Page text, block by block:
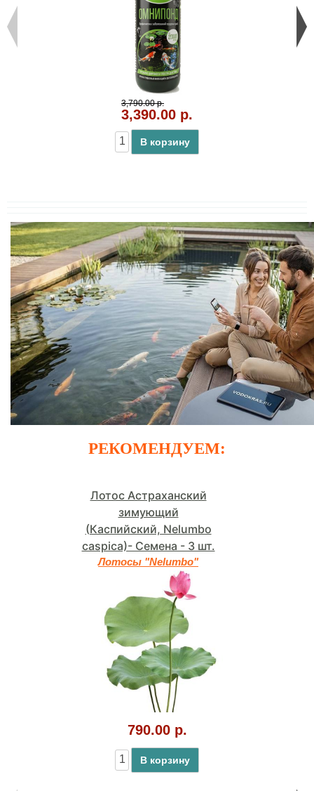
3,790.00 р.
3,390.00 р.
В корзину
РЕКОМЕНДУЕМ:
Лотос Астраханский
зимующий
(Каспийский, Nelumbo
caspica)- Семена - 3 шт.
Лотосы "Nelumbo"
790.00 р.
В корзину